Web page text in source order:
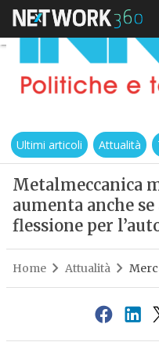
Ultimi articoli Attualità
Metalmeccanica
aumenta anche
flessione per
Home Attualità